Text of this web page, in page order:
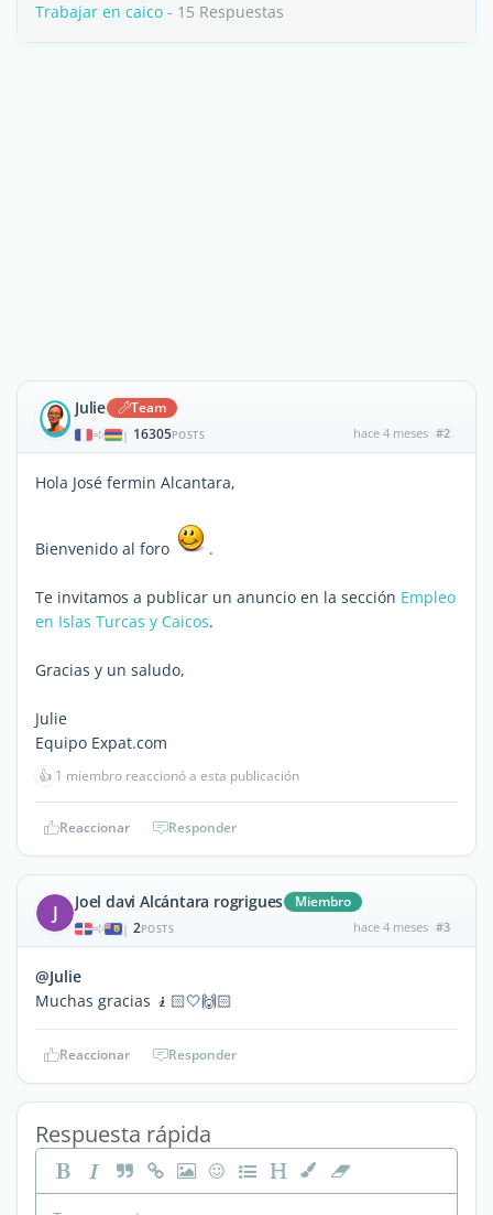
Trabajar en caico - 15 Respuestas
Julie Team
| 16305POSTS hace 4 meses #2
Hola José fermin Alcantara,
Bienvenido al foro .
Te invitamos a publicar un anuncio en la sección Empleo
en Islas Turcas y Caicos.
Gracias y un saludo,
Julie
Equipo Expat.com
👍 1 miembro reaccionó a esta publicación
Reaccionar Responder
J Joel davi Alcántara rogrigues Miembro
| 2POSTS hace 4 meses #3
@Julie
Muchas gracias 🧎🏻🤍🙌🏻
Reaccionar Responder
Respuesta rápida